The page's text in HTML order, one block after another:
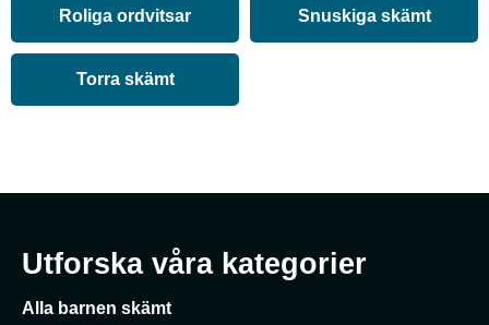
Roliga ordvitsar Snuskiga skämt
Torra skämt
Utforska våra kategorier
Alla barnen skämt